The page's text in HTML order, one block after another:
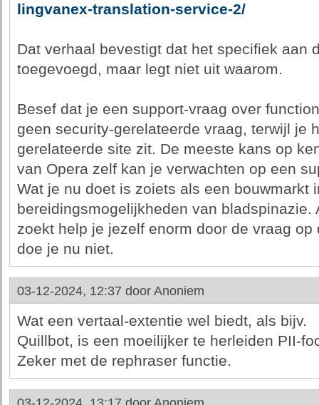
lingvanex-translation-service-2/
Dat verhaal bevestigt dat het specifiek aan
toegevoegd, maar legt niet uit waarom.
Besef dat je een support-vraag over
geen security-gerelateerde vraag, terwijl je
gerelateerde site zit. De meeste kans op
van Opera zelf kan je verwachten op een
Wat je nu doet is zoiets als een bouwmarkt
bereidingsmogelijkheden van bladspinazie.
zoekt help je jezelf enorm door de vraag
doe je nu niet.
03-12-2024, 12:37 door Anoniem
Wat een vertaal-extentie wel biedt, als bijv.
Quillbot, is een moeilijker te herleiden PII-
Zeker met de rephraser functie.